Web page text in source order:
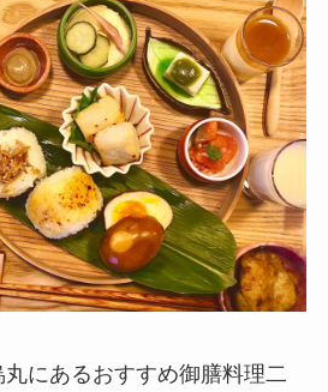
にあるおすすめ御膳料理二